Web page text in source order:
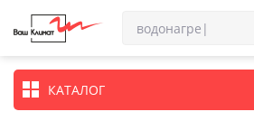
КАТАЛОГ